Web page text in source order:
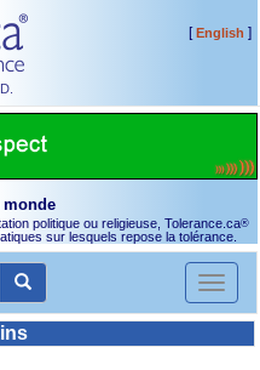
[English ]
politique ou religieuse, Tolerance.ca®
sur lesquels repose la tolérance.
Toggle